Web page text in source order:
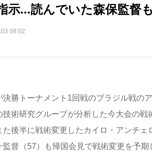
示…読んでいた森保監督も
08:02
勝トーナメント1回戦のブラジル戦の
技術研究グループが分析した今大会の
た後半に戦術変更したカイロ・アンチ
監督（57）も帰国会見で戦術変更を予